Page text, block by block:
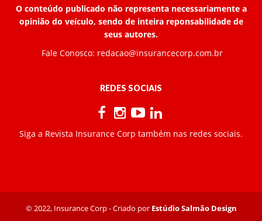
O conteúdo publicado não representa necessariamente a
opinião do veículo, sendo de inteira reponsabilidade de
seus autores.
Fale Conosco: redacao@insurancecorp.com.br
REDES SOCIAIS
Siga a Revista Insurance Corp também nas redes sociais.
© 2022, Insurance Corp - Criado por Estúdio Salmão Design